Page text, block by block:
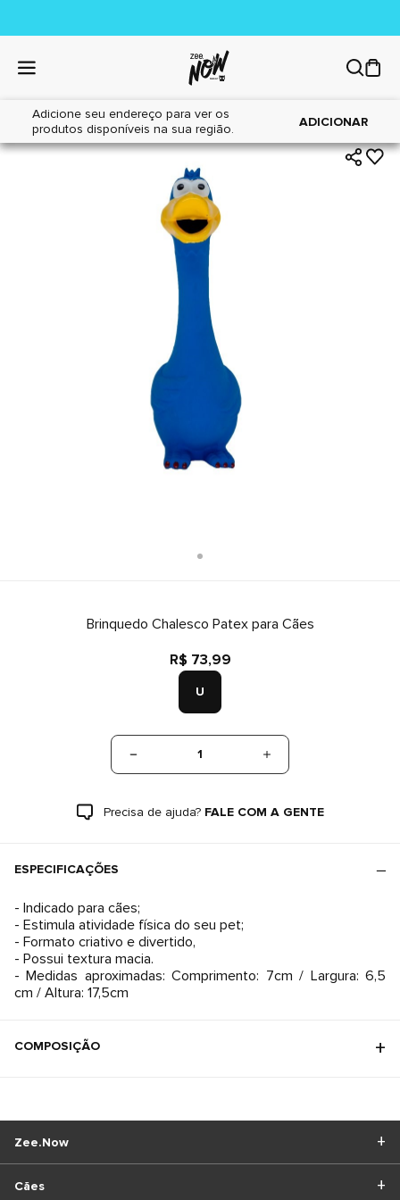
Adicione seu endereço para ver os
produtos disponíveis na sua região.
ADICIONAR
Home|Cães|Brinquedos
Brinquedo Chalesco Patex para Cães
R$ 73,99
U
1
Precisa de ajuda? FALE COM A GENTE
ESPECIFICAÇÕES
- Indicado para cães;
- Estimula atividade física do seu pet;
- Formato criativo e divertido,
- Possui textura macia.
- Medidas aproximadas: Comprimento: 7cm / Largura: 6,5
cm / Altura: 17,5cm
COMPOSIÇÃO
Cães
Zee.Now